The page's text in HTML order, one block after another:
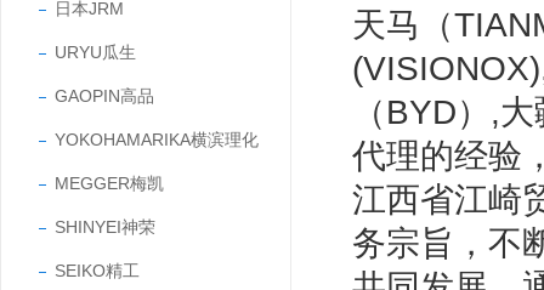
日本JRM
URYU瓜生
GAOPIN高品
YOKOHAMARIKA横滨理化
MEGGER梅凯
SHINYEI神荣
SEIKO精工
天马（
（BYD）,
代理的经验
江西省江崎
务宗旨，不